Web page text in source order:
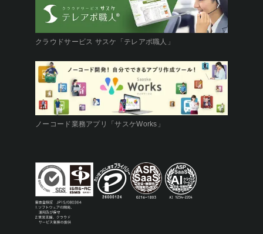
クラウドサービス サスケ「テレアポ職人」
ノーコード業務アプリ「サスケWorks」